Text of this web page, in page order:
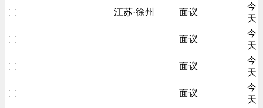
江苏·徐州 面议
今
天
面议
今
天
面议
今
天
面议
今
天